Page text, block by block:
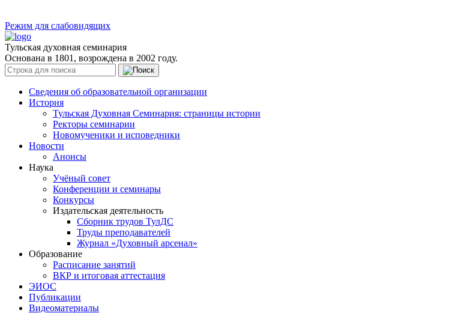
Режим для слабовидящих
Тульская духовная семинария
Основана в 1801, возрождена в 2002 году.
Сведения об образовательной организации
История
Тульская Духовная Семинария: страницы истории
Ректоры семинарии
Новомученики и исповедники
Новости
Анонсы
Наука
Учёный совет
Конференции и семинары
Конкурсы
Издательская деятельность
Сборник трудов ТулДС
Труды преподавателей
Журнал «Духовный арсенал»
Образование
Расписание занятий
ВКР и итоговая аттестация
ЭИОС
Публикации
Видеоматериалы